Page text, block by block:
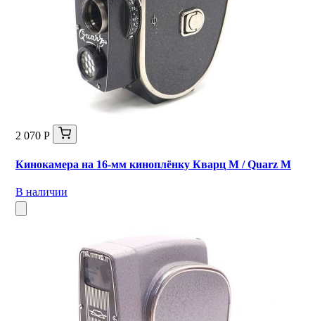
2 070 Р
Кинокамера на 16-мм киноплёнку Кварц M / Quarz М
В наличии